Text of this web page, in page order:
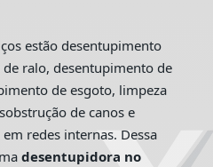
estão desentupimento
ralo, desentupimento de
de esgoto, limpeza
de canos e
redes internas. Dessa
desentupidora no